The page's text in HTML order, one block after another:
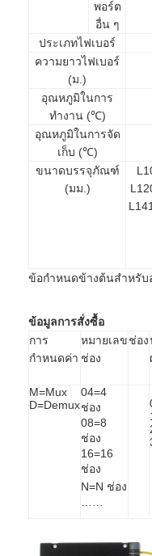
Patchcord ไฟเบอร์
ผมเปียไฟเบอร์ออปติก
อะแดปเตอร์ใยแก้วนำ
ช่องเสียบสายไฟเบอร์
ลดทอนใยแก้วนำแสง
กล่องเลิกจ้างไฟเบอ
สวิตช์ไฟเบอร์อีเธอร์เ
ชุดเครื่องมือไฟเบอร์
PM และส่วนประกอบ
พอร์ต
อื่น ๆ
ประเภทไฟเบอร์
ความยาวไฟเบอร์
(ม.)
อุณหภูมิในการ
ทำงาน (℃)
อุณหภูมิในการจัด
เก็บ (℃)
ขนาดบรรจุภัณฑ์
(มม.)
ข้อกำหนดข้างต้นสำหรั
ข้อมูลการสั่งซื้อ
การ
กำหนดค่า
หมายเลข
ช่อง
ช่อง
M=Mux
D=Demux
04=4
ช่อง
08=8
ช่อง
16=16
ช่อง
N=N ช่อง